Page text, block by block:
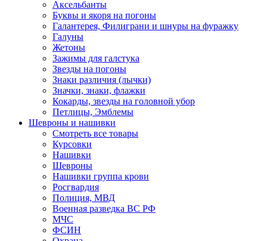
Аксельбанты
Буквы и якоря на погоны
Галантерея, Филиграни и шнуры на фуражку
Галуны
Жетоны
Зажимы для галстука
Звезды на погоны
Знаки различия (лычки)
Значки, знаки, флажки
Кокарды, звезды на головной убор
Петлицы, Эмблемы
Шевроны и нашивки
Смотреть все товары
Курсовки
Нашивки
Шевроны
Нашивки группа крови
Росгвардия
Полиция, МВД
Военная разведка ВС РФ
МЧС
ФСИН